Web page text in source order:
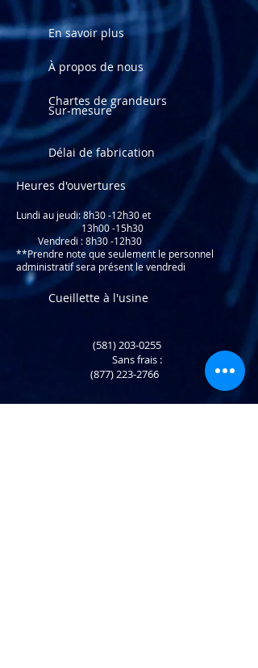
En savoir plus
À propos de nous
Chartes de grandeurs
Sur-mesure
Délai de fabrication
Heures d'ouvertures
Lundi au jeudi: 8h30 -12h30 et
13h00 -15h30
Vendredi : 8h30 -12h30
**Prendre note que seulement le personnel
administratif sera présent le vendredi
Cueillette à l'usine
(581) 203-0255
​ Sans frais :
(877) 223-2766